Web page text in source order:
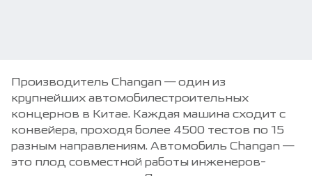
Производитель Changan — один из
крупнейших автомобилестроительных
концернов в Китае. Каждая машина сходит с
конвейера, проходя более 4500 тестов по 15
разным направлениям. Автомобиль Changan —
это плод совместной работы инженеров-